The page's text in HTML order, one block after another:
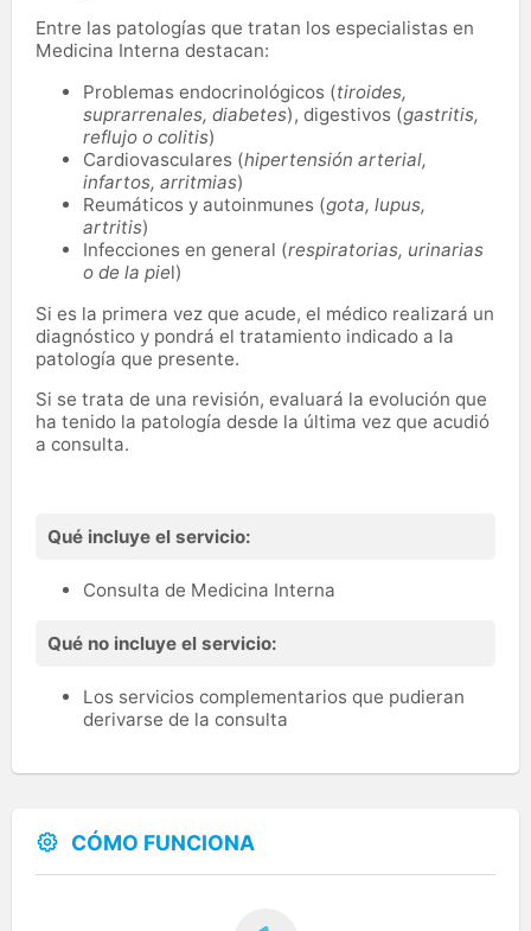
Entre las patologías que tratan los especialistas en
Medicina Interna destacan:
Problemas endocrinológicos (tiroides,
suprarrenales, diabetes), digestivos (gastritis,
reflujo o colitis)
Cardiovasculares (hipertensión arterial,
infartos, arritmias)
Reumáticos y autoinmunes (gota, lupus,
artritis)
Infecciones en general (respiratorias, urinarias
o de la piel)
Si es la primera vez que acude, el médico realizará un
diagnóstico y pondrá el tratamiento indicado a la
patología que presente.
Si se trata de una revisión, evaluará la evolución que
ha tenido la patología desde la última vez que acudió
a consulta.
Qué incluye el servicio:
Consulta de Medicina Interna
Qué no incluye el servicio:
Los servicios complementarios que pudieran
derivarse de la consulta
CÓMO FUNCIONA